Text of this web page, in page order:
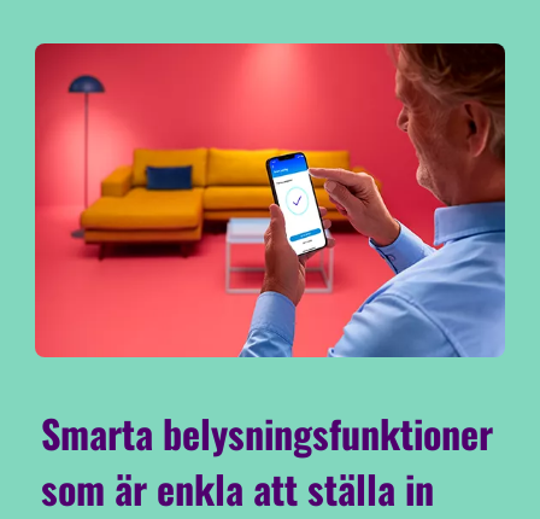
Smarta belysningsfunktioner
som är enkla att ställa in